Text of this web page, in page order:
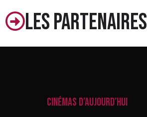
Les partenaires
CINÉMAS D’AUJOURD’HUI